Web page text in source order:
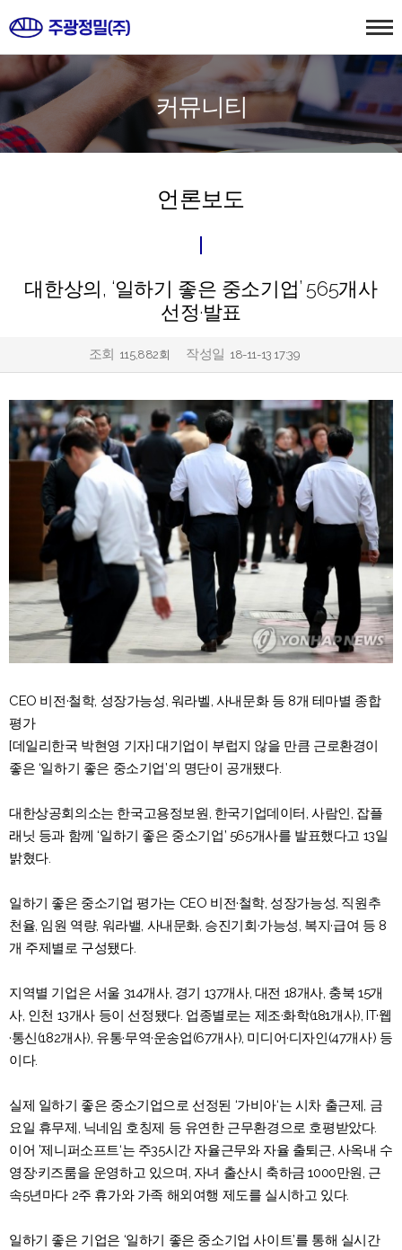
커뮤니티
언론보도
대한상의, ‘일하기 좋은 중소기업’ 565개사
선정·발표
조회 115,882회 작성일 18-11-13 17:39
CEO 비전·철학, 성장가능성, 워라벨, 사내문화 등 8개 테마별 종합
평가
[데일리한국 박현영 기자] 대기업이 부럽지 않을 만큼 근로환경이
좋은 ‘일하기 좋은 중소기업’의 명단이 공개됐다.
대한상공회의소는 한국고용정보원, 한국기업데이터, 사람인, 잡플
래닛 등과 함께 ‘일하기 좋은 중소기업’ 565개사를 발표했다고 13일
밝혔다.
일하기 좋은 중소기업 평가는 CEO 비전·철학, 성장가능성, 직원추
천율, 임원 역량, 워라밸, 사내문화, 승진기회·가능성, 복지·급여 등 8
개 주제별로 구성됐다.
지역별 기업은 서울 314개사, 경기 137개사, 대전 18개사, 충북 15개
사, 인천 13개사 등이 선정됐다. 업종별로는 제조·화학(181개사), IT·웹
·통신(182개사), 유통·무역·운송업(67개사), 미디어·디자인(47개사) 등
이다.
실제 일하기 좋은 중소기업으로 선정된 ‘가비아‘는 시차 출근제, 금
요일 휴무제, 닉네임 호칭제 등 유연한 근무환경으로 호평받았다.
이어 ’제니퍼소프트‘는 주35시간 자율근무와 자율 출퇴근, 사옥내 수
영장·키즈룸을 운영하고 있으며, 자녀 출산시 축하금 1000만원, 근
속5년마다 2주 휴가와 가족 해외여행 제도를 실시하고 있다.
일하기 좋은 기업은 ‘일하기 좋은 중소기업 사이트’를 통해 실시간